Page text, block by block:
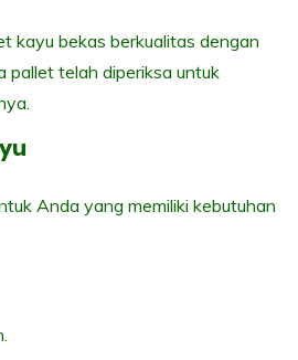
kayu bekas berkualitas dengan
pallet telah diperiksa untuk
Anda yang memiliki kebutuhan